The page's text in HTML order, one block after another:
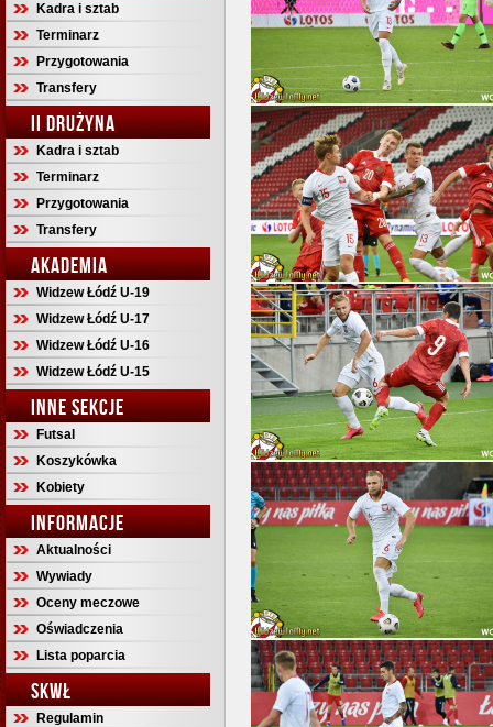
Kadra i sztab
Terminarz
Przygotowania
Transfery
II DRUŻYNA
Kadra i sztab
Terminarz
Przygotowania
Transfery
AKADEMIA
Widzew Łódź U-19
Widzew Łódź U-17
Widzew Łódź U-16
Widzew Łódź U-15
INNE SEKCJE
Futsal
Koszykówka
Kobiety
INFORMACJE
Aktualności
Wywiady
Oceny meczowe
Oświadczenia
Lista poparcia
SKWŁ
Regulamin